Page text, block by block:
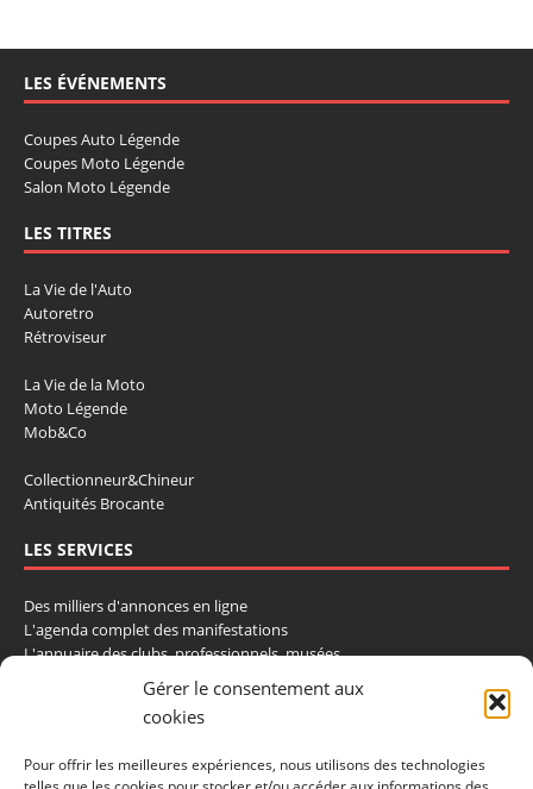
Gérer le consentement aux
cookies
Pour offrir les meilleures expériences, nous utilisons des technologies
LES ÉVÉNEMENTS
Coupes Auto Légende
Coupes Moto Légende
Salon Moto Légende
LES TITRES
La Vie de l'Auto
Autoretro
Rétroviseur
La Vie de la Moto
Moto Légende
Mob&Co
Collectionneur&Chineur
Antiquités Brocante
LES SERVICES
Des milliers d'annonces en ligne
L'agenda complet des manifestations
L'annuaire des clubs, professionnels, musées
La cote et les ventes aux enchères
La Boutique du Collectionneur